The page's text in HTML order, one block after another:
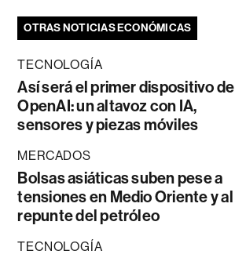
OTRAS NOTICIAS ECONÓMICAS
TECNOLOGÍA
Así será el primer dispositivo de
OpenAI: un altavoz con IA,
sensores y piezas móviles
MERCADOS
Bolsas asiáticas suben pese a
tensiones en Medio Oriente y al
repunte del petróleo
TECNOLOGÍA